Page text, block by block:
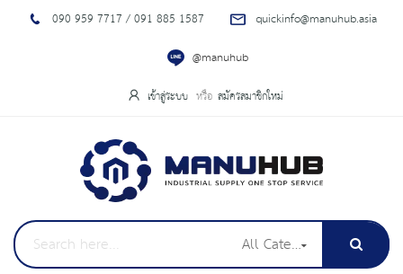
090 959 7717 / 091 885 1587
quickinfo@manuhub.asia
@manuhub
เข้าสู่ระบบ สมัครสมาชิกใหม่
All Categories